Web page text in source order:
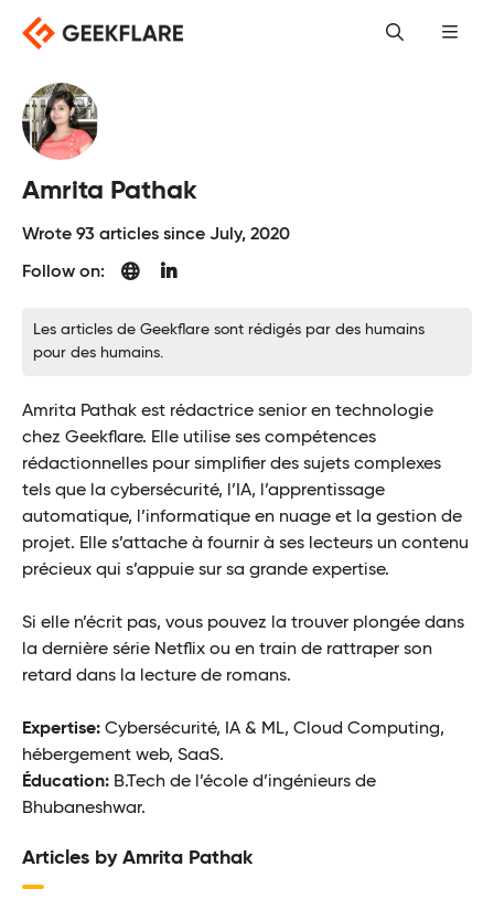
Skip
content
Amrita Pathak
Wrote 93 articles since July, 2020
Follow on:
Les articles de Geekflare sont rédigés par des humains
pour des humains.
Amrita Pathak est rédactrice senior en technologie
chez Geekflare. Elle utilise ses compétences
rédactionnelles pour simplifier des sujets complexes
tels que la cybersécurité, l’IA, l’apprentissage
automatique, l’informatique en nuage et la gestion de
projet. Elle s’attache à fournir à ses lecteurs un contenu
précieux qui s’appuie sur sa grande expertise.
Si elle n’écrit pas, vous pouvez la trouver plongée dans
la dernière série Netflix ou en train de rattraper son
retard dans la lecture de romans.
Expertise: Cybersécurité, IA & ML, Cloud Computing,
hébergement web, SaaS.
Éducation: B.Tech de l’école d’ingénieurs de
Bhubaneshwar.
Articles by Amrita Pathak